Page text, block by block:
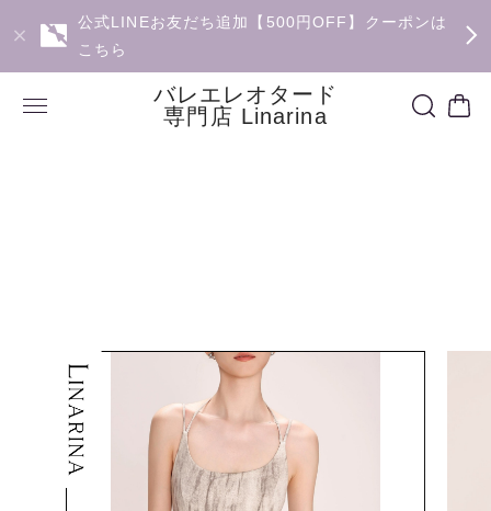
公式LINEお友だち追加【500円OFF】クーポンは
こちら
バレエレオタード
専門店 Linarina